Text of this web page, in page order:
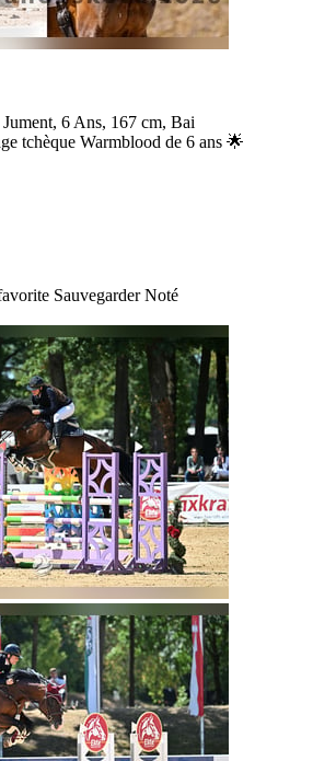
6 Ans, 167 cm, Bai
tchèque Warmblood de 6 ans 🌟
Sauvegarder Noté